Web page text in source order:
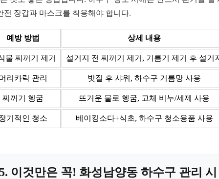
전 장갑과 마스크를 착용해야 합니다.
예방 방법 상세 내용
물 찌꺼기 제거 설거지 전 찌꺼기 제거, 기름기 제거 후 설거
리카락 관리 빗질 후 샤워, 하수구 거름망 사용
찌꺼기 헹굼 뜨거운 물로 헹굼, 고체 비누/세제 사용
기적인 청소 베이킹소다+식초, 하수구 청소용품 사용
이것만은 꼭! 화성남양동 하수구 관리 시